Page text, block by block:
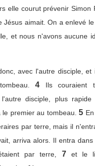
elle courut prévenir Simon
Jésus aimait. On a enlevé
et nous n'avons aucune
avec l'autre disciple, et
4
Ils couraient
l'autre disciple, plus
premier au tombeau. 5
par terre, mais il
arriva alors. Il entra
par terre,
7
et le